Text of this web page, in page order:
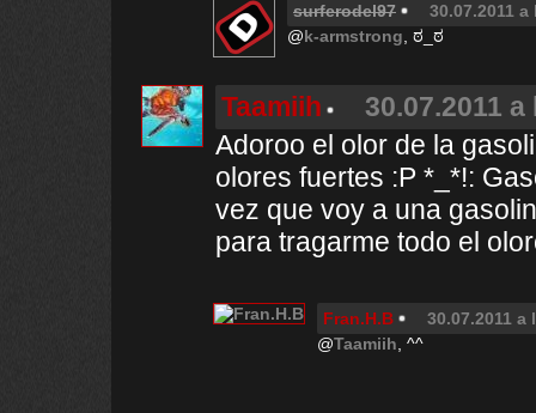
surferodel97
30.07.2011 a
@k-armstrong , ಠ_ಠ
Taamiih
30.07.2011
Adoroo el olor de la
olores fuertes :P *_*!:
vez que voy a una
para tragarme todo el
Fran.H.B
30.07.2011 a
@Taamiih , ^^